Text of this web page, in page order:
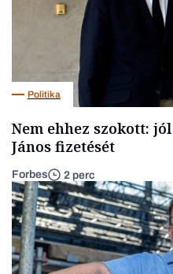
Politika
Nem ehhez szokott:
János fizetését
Forbes 2 perc